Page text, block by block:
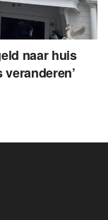
naar huis